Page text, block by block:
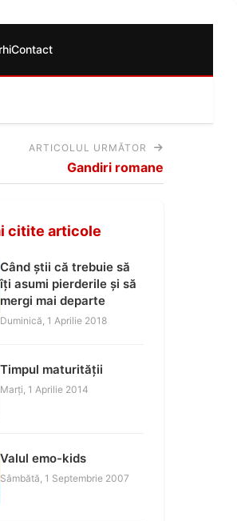
Contact
ARTICOLUL URMĂTOR
Gandiri romane
citite articole
Când știi că trebuie să
îți asumi pierderile și să
mergi mai departe
Duminică, 1 Aprilie 2018
Timpul maturității
Marți, 1 Aprilie 2014
Valul emo-kids
Sâmbătă, 1 Septembrie 2007